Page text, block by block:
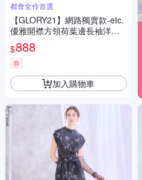
都會女伶首選
【GLORY21】網路獨賣款-etc.
優雅開襟方領荷葉邊長袖洋裝-
白色
$888
券
加入購物車